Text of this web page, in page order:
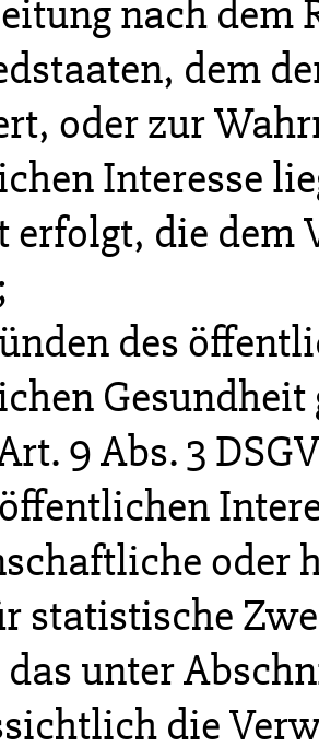
nach dem
dem
oder zur
Interesse
erfolgt, die dem
des
9 Abs. 3
oder
statistische
unter
die